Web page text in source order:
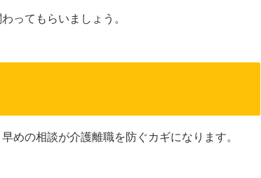
ってもらいましょう。
めの相談が介護離職を防ぐカギになります。